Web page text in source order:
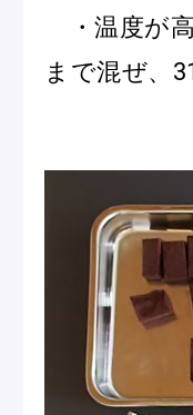
・温度が
まで混ぜ、